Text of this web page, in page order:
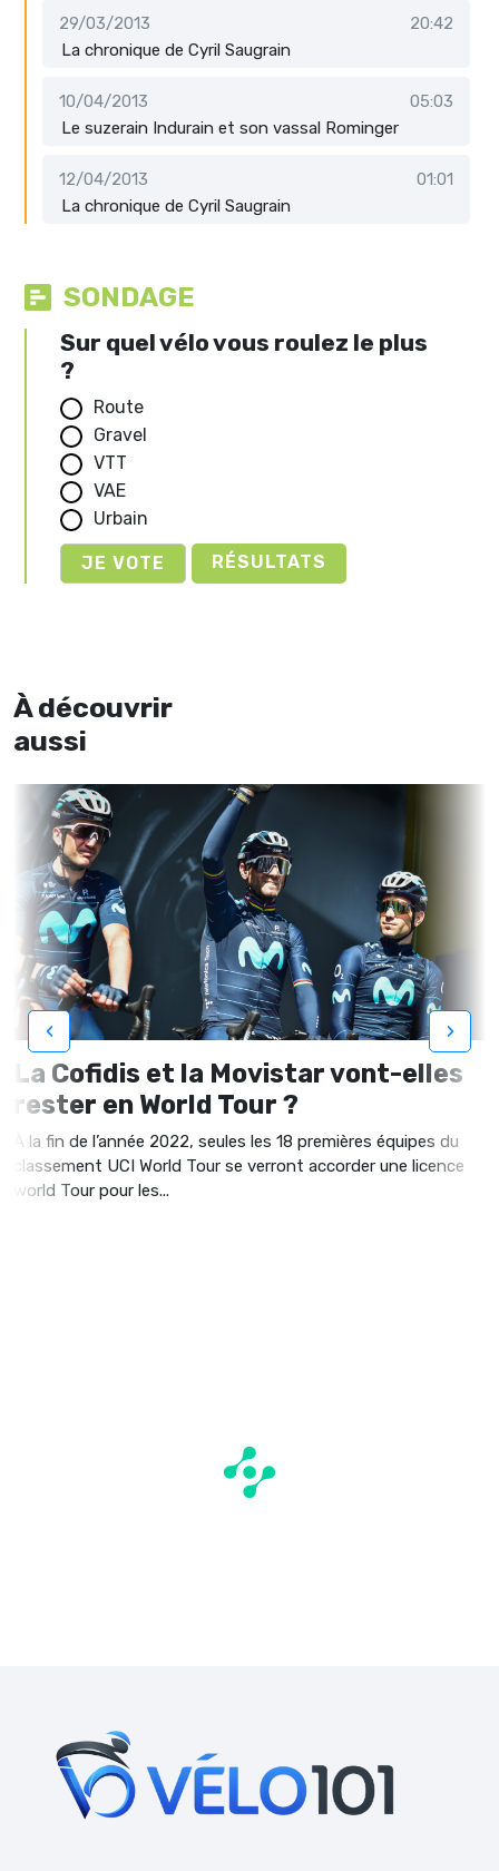
29/03/2013
20:42
La chronique de Cyril Saugrain
10/04/2013
05:03
Le suzerain Indurain et son vassal Rominger
12/04/2013
01:01
La chronique de Cyril Saugrain
SONDAGE
Sur quel vélo vous roulez le plus
?
Route
Gravel
VTT
VAE
Urbain
RÉSULTATS
À découvrir
aussi
La Cofidis et la Movistar vont-elles
rester en World Tour ?
À la fin de l’année 2022, seules les 18 premières équipes du
classement UCI World Tour se verront accorder une licence
world Tour pour les...
‹ ›